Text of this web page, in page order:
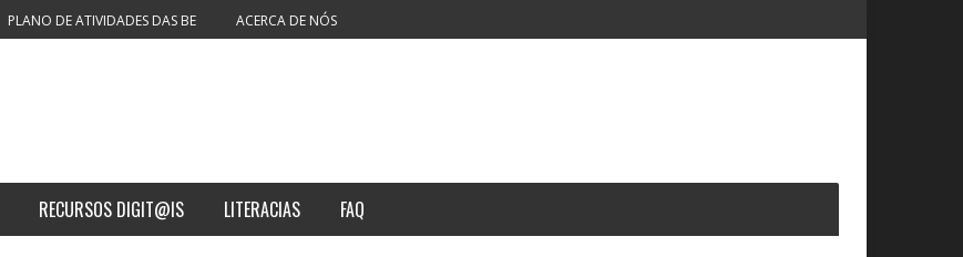
PLANO DE ATIVIDADES DAS BE ACERCA DE NÓS
RECURSOS DIGIT@IS LITERACIAS FAQ